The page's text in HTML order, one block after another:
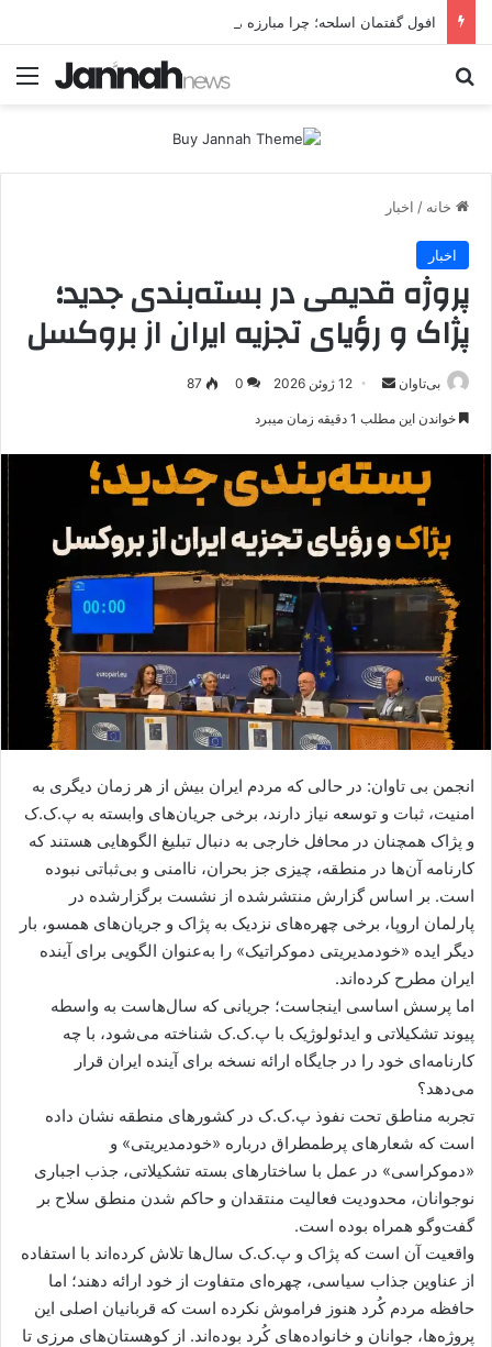
خانه / اخبار
اخبار
پروژه قدیمی در بسته‌بندی جدید؛
پژاک و رؤیای تجزیه ایران از بروکسل
بی‌تاوان
ر
ل
ی
ی
12 ژوئن 2026 0
87
خواندن این مطلب 1 دقیقه زمان میبرد
انجمن بی تاوان: در حالی که مردم ایران بیش از هر زمان دیگری به
امنیت، ثبات و توسعه نیاز دارند، برخی جریان‌های وابسته به پ.ک.ک
و پژاک همچنان در محافل خارجی به دنبال تبلیغ الگوهایی هستند که
کارنامه آن‌ها در منطقه، چیزی جز بحران، ناامنی و بی‌ثباتی نبوده
است. بر اساس گزارش منتشرشده از نشست برگزارشده در
پارلمان اروپا، برخی چهره‌های نزدیک به پژاک و جریان‌های همسو، بار
دیگر ایده «خودمدیریتی دموکراتیک» را به‌عنوان الگویی برای آینده
ایران مطرح کرده‌اند.
اما پرسش اساسی اینجاست؛ جریانی که سال‌هاست به واسطه
پیوند تشکیلاتی و ایدئولوژیک با پ.ک.ک شناخته می‌شود، با چه
کارنامه‌ای خود را در جایگاه ارائه نسخه برای آینده ایران قرار
می‌دهد؟
تجربه مناطق تحت نفوذ پ.ک.ک در کشورهای منطقه نشان داده
است که شعارهای پرطمطراق درباره «خودمدیریتی» و
«دموکراسی» در عمل با ساختارهای بسته تشکیلاتی، جذب اجباری
نوجوانان، محدودیت فعالیت منتقدان و حاکم شدن منطق سلاح بر
گفت‌وگو همراه بوده است.
واقعیت آن است که پژاک و پ.ک.ک سال‌ها تلاش کرده‌اند با استفاده
از عناوین جذاب سیاسی، چهره‌ای متفاوت از خود ارائه دهند؛ اما
حافظه مردم کُرد هنوز فراموش نکرده است که قربانیان اصلی این
پروژه‌ها، جوانان و خانواده‌های کُرد بوده‌اند. از کوهستان‌های مرزی تا